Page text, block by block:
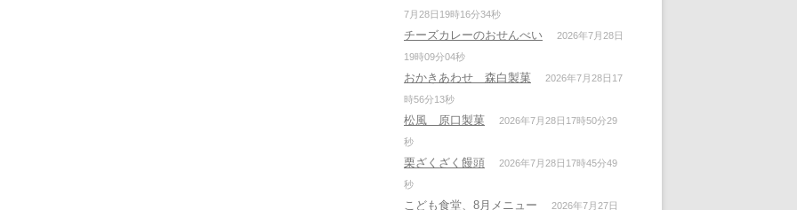
7月28日19時16分34秒
チーズカレーのおせんべい
2026年7月28日
19時09分04秒
おかきあわせ 森白製菓
2026年7月28日17
時56分13秒
松風 原口製菓
2026年7月28日17時50分29
秒
栗ざくざく饅頭
2026年7月28日17時45分49
秒
こども食堂、8月メニュー
2026年7月27日